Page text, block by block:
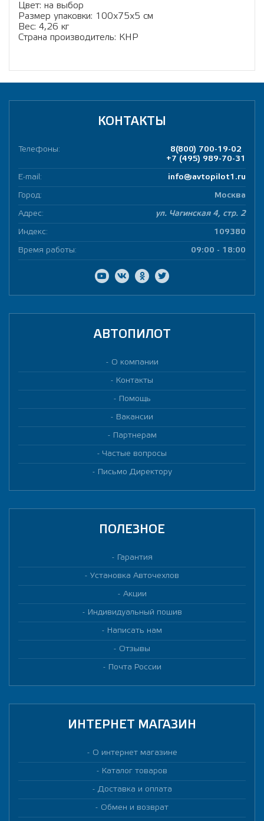
Цвет: на выбор
Размер упаковки: 100х75х5 см
Вес: 4,26 кг
Страна производитель: КНР
КОНТАКТЫ
Телефоны:
8(800) 700-19-02
+7 (495) 989-70-31
E-mail: info@avtopilot1.ru
Город: Москва
Адрес: ул. Чагинская 4, стр. 2
Индекс: 109380
Время работы: 09:00 - 18:00
АВТОПИЛОТ
О компании
Контакты
Помощь
Вакансии
Партнерам
Частые вопросы
Письмо Директору
ПОЛЕЗНОЕ
Гарантия
Установка Авточехлов
Акции
Индивидуальный пошив
Написать нам
Отзывы
Почта России
ИНТЕРНЕТ МАГАЗИН
О интернет магазине
Каталог товаров
Доставка и оплата
Обмен и возврат